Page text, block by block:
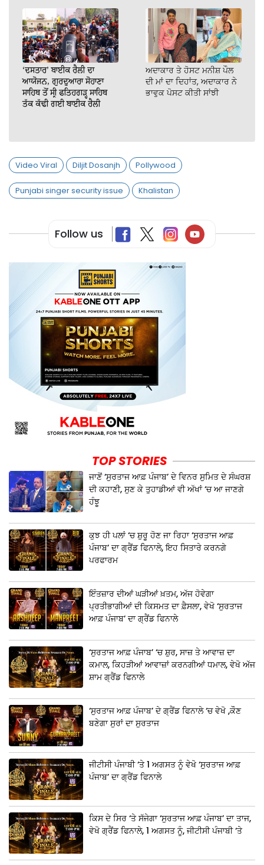
‘ਦਸਤਾਰ’ ਬਾਈਕ ਰੈਲੀ ਦਾ
ਆਯੋਜਨ, ਗੁਰਦੁਆਰਾ ਸੋਹਾਣਾ
ਸਾਹਿਬ ਤੋਂ ਸ੍ਰੀ ਫਤਿਹਗੜ੍ਹ ਸਾਹਿਬ
ਤੱਕ ਕੱਢੀ ਗਈ ਬਾਈਕ ਰੈਲੀ
ਅਦਾਕਾਰ ਤੇ ਹੋਸਟ ਮਨੀਸ਼ ਪੌਲ
ਦੀ ਮਾਂ ਦਾ ਦਿਹਾਂਤ, ਅਦਾਕਾਰ ਨੇ
ਭਾਵੁਕ ਪੋਸਟ ਕੀਤੀ ਸਾਂਝੀ
Video Viral Diljit Dosanjh Pollywood
Punjabi singer security issue Khalistan
Follow us
TOP STORIES
ਜਾਣੋਂ ‘ਸੁਰਤਾਜ ਆਫ਼ ਪੰਜਾਬ’ ਦੇ ਵਿਨਰ ਸੁਮਿਤ ਦੇ ਸੰਘਰਸ਼
ਦੀ ਕਹਾਣੀ, ਸੁਣ ਕੇ ਤੁਹਾਡੀਆਂ ਵੀ ਅੱਖਾਂ ‘ਚ ਆ ਜਾਣਗੇ
ਹੰਝੂ
ਕੁਝ ਹੀ ਪਲਾਂ ‘ਚ ਸ਼ੁਰੂ ਹੋਣ ਜਾ ਰਿਹਾ ‘ਸੁਰਤਾਜ ਆਫ਼
ਪੰਜਾਬ’ ਦਾ ਗ੍ਰੈਂਡ ਫਿਨਾਲੇ, ਇਹ ਸਿਤਾਰੇ ਕਰਨਗੇ
ਪਰਫਾਰਮ
ਇੰਤਜ਼ਾਰ ਦੀਆਂ ਘੜੀਆਂ ਖ਼ਤਮ, ਅੱਜ ਹੋਵੇਗਾ
ਪ੍ਰਤੀਭਾਗੀਆਂ ਦੀ ਕਿਸਮਤ ਦਾ ਫ਼ੈਸਲਾ, ਵੇਖੋ ‘ਸੁਰਤਾਜ
ਆਫ਼ ਪੰਜਾਬ’ ਦਾ ਗ੍ਰੈਂਡ ਫਿਨਾਲੇ
‘ਸੁਰਤਾਜ ਆਫ਼ ਪੰਜਾਬ’ ‘ਚ ਸ਼ੁਰ, ਸਾਜ਼ ਤੇ ਆਵਾਜ਼ ਦਾ
ਕਮਾਲ, ਕਿਹੜੀਆਂ ਆਵਾਜ਼ਾਂ ਕਰਨਗੀਆਂ ਧਮਾਲ, ਵੇਖੋ ਅੱਜ
ਸ਼ਾਮ ਗ੍ਰੈਂਡ ਫਿਨਾਲੇ
‘ਸੁਰਤਾਜ ਆਫ਼ ਪੰਜਾਬ’ ਦੇ ਗ੍ਰੈਂਡ ਫਿਨਾਲੇ ‘ਚ ਵੇਖੋ ,ਕੌਣ
ਬਣੇਗਾ ਸੁਰਾਂ ਦਾ ਸੁਰਤਾਜ
ਜੀਟੀਸੀ ਪੰਜਾਬੀ ‘ਤੇ 1 ਅਗਸਤ ਨੂੰ ਵੇਖੋ ‘ਸੁਰਤਾਜ ਆਫ਼
ਪੰਜਾਬ’ ਦਾ ਗ੍ਰੈਂਡ ਫਿਨਾਲੇ
ਕਿਸ ਦੇ ਸਿਰ ‘ਤੇ ਸੱਜੇਗਾ ‘ਸੁਰਤਾਜ ਆਫ਼ ਪੰਜਾਬ’ ਦਾ ਤਾਜ,
ਵੇਖੋ ਗ੍ਰੈਂਡ ਫਿਨਾਲੇ, 1 ਅਗਸਤ ਨੂੰ, ਜੀਟੀਸੀ ਪੰਜਾਬੀ ‘ਤੇ